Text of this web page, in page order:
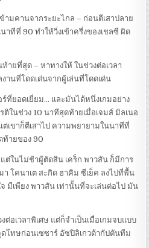
มคานจากระยะไกล – ก่อนตีเสาปลาย
ทีที่ 90 ทำให้วิ่งเข้าครึ่งของเชลซี ผิด
ยที่สุด – หาทางให้ ในช่วงต่อเวลา
านที่โดดเด่นจากผู้เล่นที่โดดเด่น
ที่ยอดเยี่ยม… และมันได้หนึ่งเกมอย่าง
ติในช่วง 10 นาทีสุดท้ายเมื่อเจมส์ มิลเนอ
ต่เขาก็ตีเสาไป ความพยายามในนาทีที่
ท้ายของ 90
แต่ในไม่ช้าผู้ตัดสิน เคร็ก พาวสัน ก็มีการ
โคนาเต สะกิด ฮาคิม ซีเย็ค ลงไปที่พื้น
มีเพียง พาวสัน เท่านั้นที่จะเล่นต่อไป มัน
อเวลาพิเศษ แต่ก็จำเป็นเมื่อเกมจบแบบ
โทษก่อนเซซาร์ อัซปิลิเกวต้ากัปตันทีม